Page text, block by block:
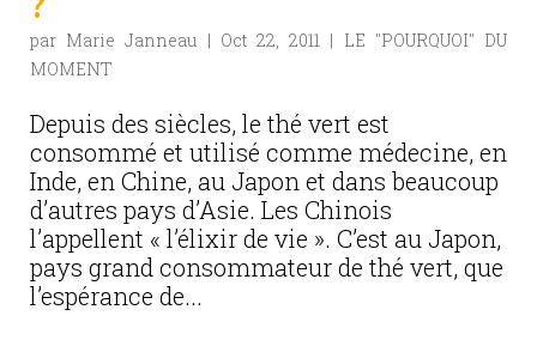
par Marie Janneau | Oct 22, 2011 | LE "POURQUOI" DU
MOMENT
Depuis des siècles, le thé vert est
consommé et utilisé comme médecine, en
Inde, en Chine, au Japon et dans beaucoup
d’autres pays d’Asie. Les Chinois
l’appellent « l’élixir de vie ». C’est au Japon,
pays grand consommateur de thé vert, que
l’espérance de...